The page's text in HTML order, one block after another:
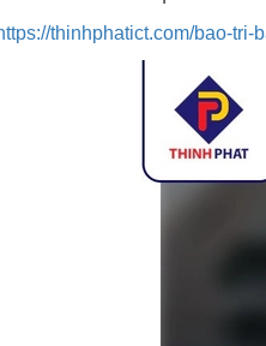
thinhphatict.com/bao-